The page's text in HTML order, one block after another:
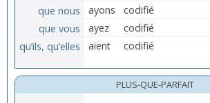
que nous
ayons
codifié
que vous
ayez
codifié
qu’ils, qu’elles
aient codifié
PLUS-QUE-PARFAIT